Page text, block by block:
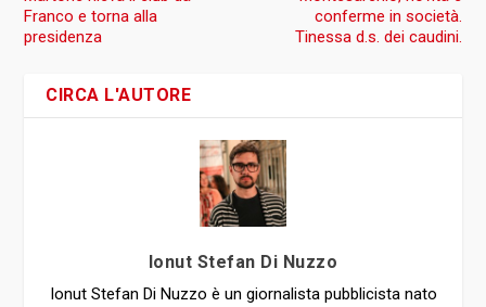
Franco e torna alla
presidenza
conferme in società.
Tinessa d.s. dei caudini.
CIRCA L'AUTORE
Ionut Stefan Di Nuzzo
Ionut Stefan Di Nuzzo è un giornalista pubblicista nato